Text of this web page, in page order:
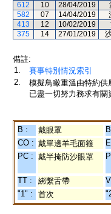
612
10 28/04/2019
582
07 14/04/2019
413
12 10/02/2019
375
14 27/01/2019
備註:
1.
賽事特別情況索引
2.
模擬鳥瞰重溫由特約
已盡一切努力務求有
B : 戴眼罩
CO : 戴單邊羊毛面箍
PC : 戴半掩防沙眼罩
TT : 綁繫舌帶
"1" :
首次